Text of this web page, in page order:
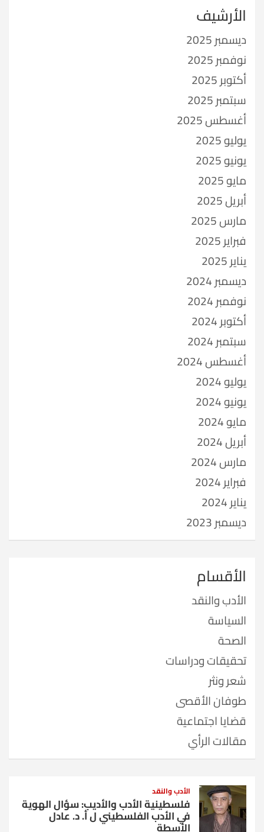
الأرشيف
ديسمبر 2025
نوفمبر 2025
أكتوبر 2025
سبتمبر 2025
أغسطس 2025
يوليو 2025
يونيو 2025
مايو 2025
أبريل 2025
مارس 2025
فبراير 2025
يناير 2025
ديسمبر 2024
نوفمبر 2024
أكتوبر 2024
سبتمبر 2024
أغسطس 2024
يوليو 2024
يونيو 2024
مايو 2024
أبريل 2024
مارس 2024
فبراير 2024
يناير 2024
ديسمبر 2023
الأقسام
الأدب والنقد
السياسة
الصحة
تحقيقات ودراسات
شعر ونثر
طوفان الأقصى
قضايا اجتماعية
مقالات الرأي
الأدب والنقد
فلسطينية الأدب والأديب: سؤال الهوية
في الأدب الفلسطيني ل أ. د. عادل
الأسطة